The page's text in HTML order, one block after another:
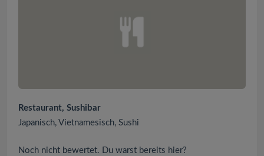
Restaurant, Sushibar
Japanisch, Vietnamesisch, Sushi
Noch nicht bewertet. Du warst bereits hier?